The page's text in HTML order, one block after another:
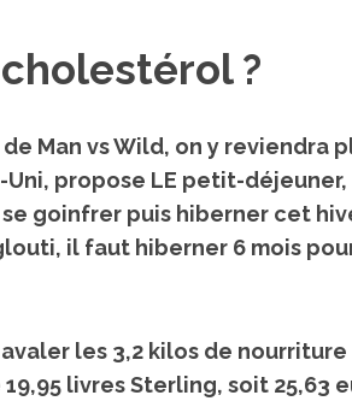
?
Man vs Wild, on y reviendra
propose LE petit-déjeuner,
goinfrer puis hiberner cet
il faut hiberner 6 mois
les 3,2 kilos de
livres Sterling, soit 25,63